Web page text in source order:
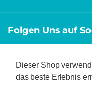
Dieser Shop
das beste Erlebnis
Folgen Uns auf